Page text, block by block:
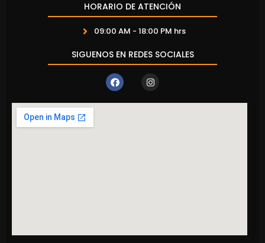
HORARIO DE ATENCIÓN
09:00 AM - 18:00 PM hrs
SIGUENOS EN REDES SOCIALES